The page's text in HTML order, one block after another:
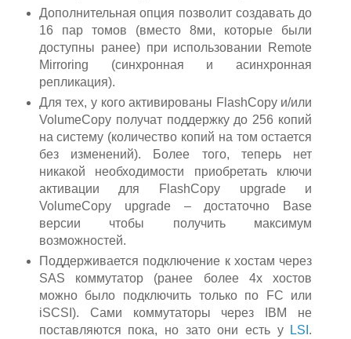
Дополнительная опция позволит создавать до
16 пар томов (вместо 8ми, которые были
доступны ранее) при использовании Remote
Mirroring (синхронная и асинхронная
репликация).
Для тех, у кого активированы FlashCopy и/или
VolumeCopy получат поддержку до 256 копий
на систему (количество копий на том остается
без изменений). Более того, теперь нет
никакой необходимости приобретать ключи
активации для FlashCopy upgrade и
VolumeCopy upgrade – достаточно Base
версии чтобы получить максимум
возможностей.
Поддерживается подключение к хостам через
SAS коммутатор (ранее более 4х хостов
можно было подключить только по FC или
iSCSI). Сами коммутаторы через IBM не
поставляются пока, но зато они есть у
LSI .